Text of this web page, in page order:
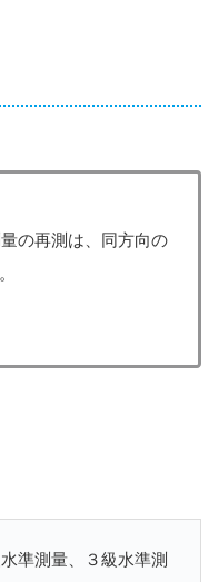
の再測は、同方向の
準測量、３級水準測